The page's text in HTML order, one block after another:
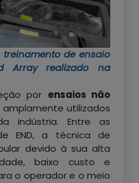
de ensaio
Array realizado na
por ensaios não
amplamente utilizados
indústria. Entre as
END, a técnica de
devido à sua alta
baixo custo e
o operador e o meio